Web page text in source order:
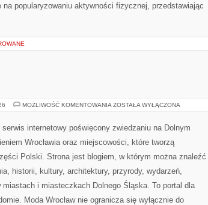
popularyzowaniu aktywności fizycznej, przedstawiając
MOŻLIWOŚĆ KOMENTOWANIA JELENIA
ZOSTAŁA WYŁĄCZONA
serwis internetowy poświęcony zwiedzaniu na Dolnym
Wrocławia oraz miejscowości, które tworzą
Polski. Strona jest blogiem, w którym można znaleźć
historii, kultury, architektury, przyrody, wydarzeń,
i miasteczkach Dolnego Śląska. To portal dla
Moda Wrocław nie ogranicza się wyłącznie do